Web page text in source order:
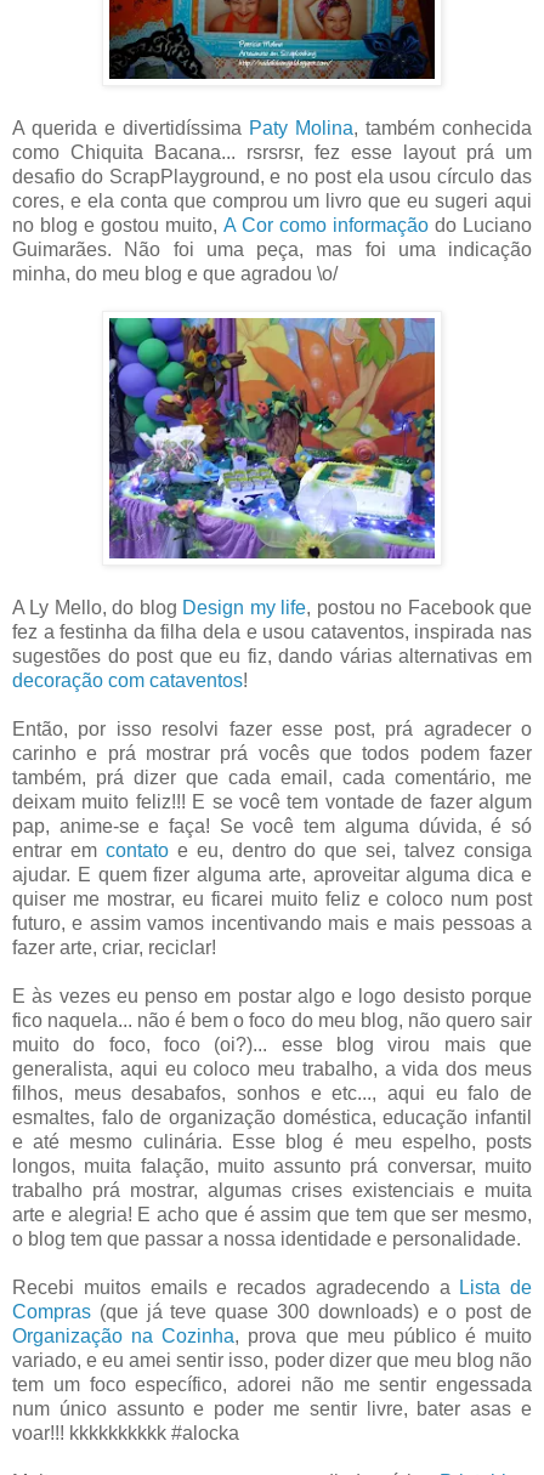
A querida e divertidíssima Paty Molina, também conhecida
como Chiquita Bacana... rsrsrsr, fez esse layout prá um
desafio do ScrapPlayground, e no post ela usou círculo das
cores, e ela conta que comprou um livro que eu sugeri aqui
no blog e gostou muito, A Cor como informaçãodo Luciano
Guimarães. Não foi uma peça, mas foi uma indicação
minha, do meu blog e que agradou \o/
A Ly Mello, do blog Design my life, postou no Facebook que
fez a festinha da filha dela e usou cataventos, inspirada nas
sugestões do post que eu fiz, dando várias alternativas em
decoração com cataventos!
Então, por isso resolvi fazer esse post, prá agradecer o
carinho e prá mostrar prá vocês que todos podem fazer
também, prá dizer que cada email, cada comentário, me
deixam muito feliz!!! E se você tem vontade de fazer algum
pap, anime-se e faça! Se você tem alguma dúvida, é só
entrar em contatoe eu, dentro do que sei, talvez consiga
ajudar. E quem fizer alguma arte, aproveitar alguma dica e
quiser me mostrar, eu ficarei muito feliz e coloco num post
futuro, e assim vamos incentivando mais e mais pessoas a
fazer arte, criar, reciclar!
E às vezes eu penso em postar algo e logo desisto porque
fico naquela... não é bem o foco do meu blog, não quero sair
muito do foco, foco (oi?)... esse blog virou mais que
generalista, aqui eu coloco meu trabalho, a vida dos meus
filhos, meus desabafos, sonhos e etc..., aqui eu falo de
esmaltes, falo de organização doméstica, educação infantil
e até mesmo culinária. Esse blog é meu espelho, posts
longos, muita falação, muito assunto prá conversar, muito
trabalho prá mostrar, algumas crises existenciais e muita
arte e alegria! E acho que é assim que tem que ser mesmo,
o blog tem que passar a nossa identidade e personalidade.
Recebi muitos emails e recados agradecendo a Lista de
Compras (que já teve quase 300 downloads) e o post de
Organização na Cozinha, prova que meu público é muito
variado, e eu amei sentir isso, poder dizer que meu blog não
tem um foco específico, adorei não me sentir engessada
num único assunto e poder me sentir livre, bater asas e
voar!!! kkkkkkkkkk #alocka